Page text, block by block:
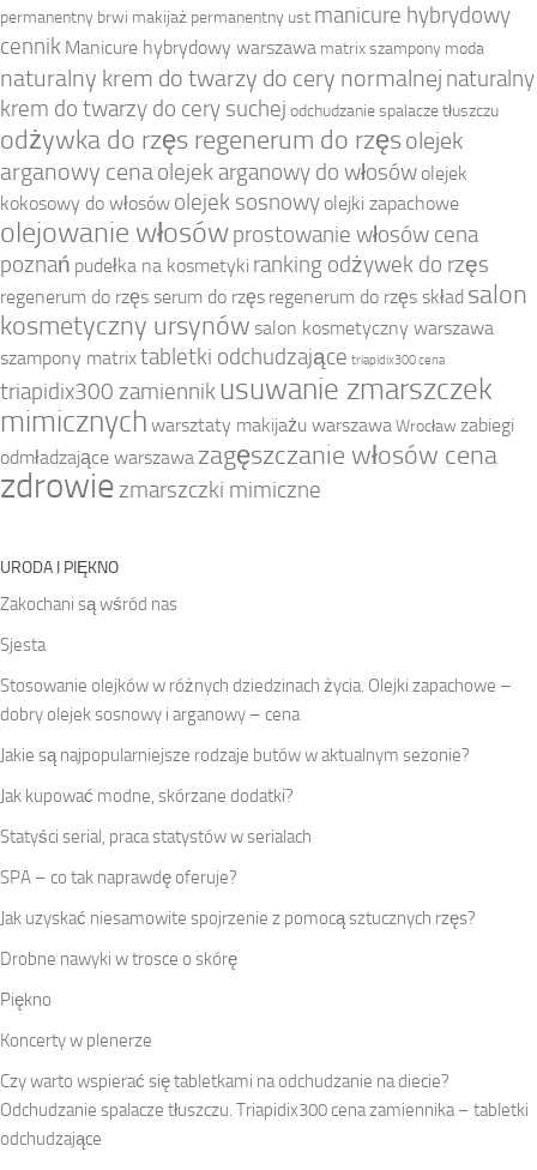
permanentny brwi makijaż permanentny ust manicure hybrydowy
cennik Manicure hybrydowy warszawa matrix szampony moda
naturalny krem do twarzy do cery normalnej naturalny
krem do twarzy do cery suchej odchudzanie spalacze tłuszczu
odżywka do rzęs regenerum do rzęs olejek
arganowy cenaolejek arganowy do włosów olejek
kokosowy do włosów olejek sosnowy olejki zapachowe
olejowanie włosówprostowanie włosów cena
poznań pudełka na kosmetyki ranking odżywek do rzęs
regenerum do rzęs serum do rzęs regenerum do rzęs skład salon
kosmetyczny ursynów salon kosmetyczny warszawa
szampony matrixtabletki odchudzające triapidix300 cena
triapidix300 zamiennikusuwanie zmarszczek
mimicznych warsztaty makijażu warszawaWrocław zabiegi
odmładzające warszawa zagęszczanie włosów cena
zdrowiezmarszczki mimiczne
URODA I PIĘKNO
Zakochani są wśród nas
Sjesta
Stosowanie olejków w różnych dziedzinach życia. Olejki zapachowe –
dobry olejek sosnowy i arganowy – cena
Jakie są najpopularniejsze rodzaje butów w aktualnym sezonie?
Jak kupować modne, skórzane dodatki?
Statyści serial, praca statystów w serialach
SPA – co tak naprawdę oferuje?
Jak uzyskać niesamowite spojrzenie z pomocą sztucznych rzęs?
Drobne nawyki w trosce o skórę
Piękno
Koncerty w plenerze
Czy warto wspierać się tabletkami na odchudzanie na diecie?
Odchudzanie spalacze tłuszczu. Triapidix300 cena zamiennika – tabletki
odchudzające